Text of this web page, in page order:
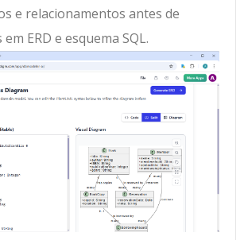
e relacionamentos antes de
ERD e esquema SQL.